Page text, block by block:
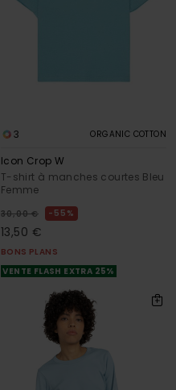
3 ORGANIC COTTON
Icon Crop W
T-shirt à manches courtes Bleu
Femme
30,00 € 55%
13,50 €
BONS PLANS
VENTE FLASH EXTRA 25%